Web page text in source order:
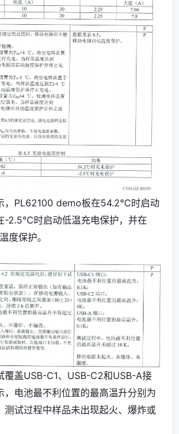
，PL62100 demo板在54.2℃时启动
-2.5℃时启动低温充电保护，并在
保护。
覆盖USB-C1、USB-C2和USB-A接
，电池最不利位置的最高温升分别为
测试过程中样品未出现起火、爆炸或